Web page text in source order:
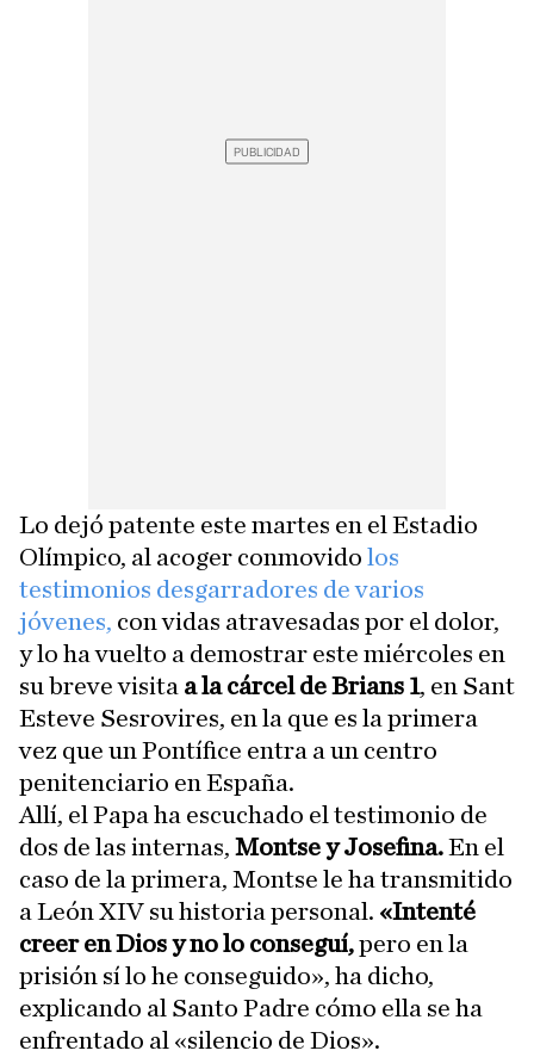
Lo dejó patente este martes en el Estadio
Olímpico, al acoger conmovido los
testimonios desgarradores de varios
jóvenes, con vidas atravesadas por el dolor,
y lo ha vuelto a demostrar este miércoles en
su breve visita a la cárcel de Brians 1, en Sant
Esteve Sesrovires, en la que es la primera
vez que un Pontífice entra a un centro
penitenciario en España.
Allí, el Papa ha escuchado el testimonio de
dos de las internas, Montse y Josefina.En el
caso de la primera, Montse le ha transmitido
a León XIV su historia personal. «Intenté
creer en Dios y no lo conseguí,pero en la
prisión sí lo he conseguido», ha dicho,
explicando al Santo Padre cómo ella se ha
enfrentado al «silencio de Dios».